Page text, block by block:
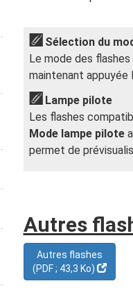
Sélection du
Le mode des
maintenant appuyée
Lampe pilote
Les flashes
Mode lampe pilotea
permet de
Autres
Autres flashes
(PDF ; 43,3 Ko)